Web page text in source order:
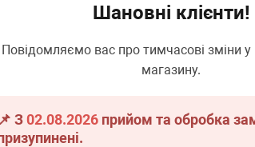
Шановні клієнти!
Повідомляємо вас про тимчасові зміни у
магазину.
📌 З02.08.2026 прийом та обробка